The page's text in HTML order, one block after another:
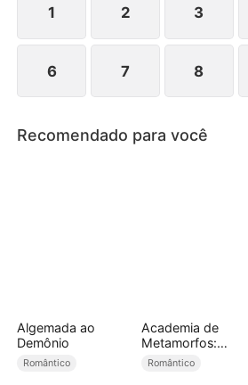
na porta: "Susana, nos
1 2 3
6 7 8
Recomendado para você
Algemada ao
Demônio
Romântico
Academia de
Metamorfos:
Domando Três
Romântico